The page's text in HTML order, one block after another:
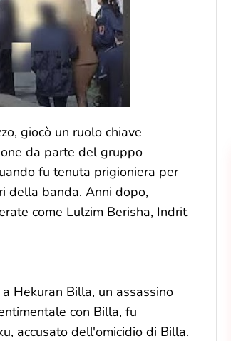
giocò un ruolo chiave
da parte del gruppo
fu tenuta prigioniera per
della banda. Anni dopo,
come Lulzim Berisha, Indrit
Hekuran Billa, un assassino
con Billa, fu
accusato dell'omicidio di Billa.